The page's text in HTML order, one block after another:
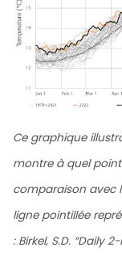
Ce graphique
montre à quel
comparaison avec
ligne pointillée
: Birkel, S.D. “Daily